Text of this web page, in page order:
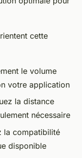
cette
le volume
votre application
la distance
nécessaire
la compatibilité
disponible